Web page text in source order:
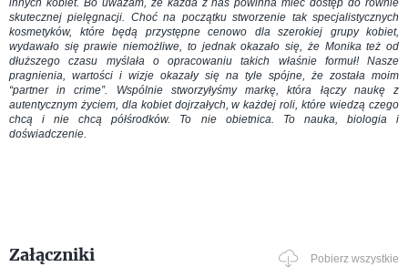
innych kobiet. Bo uważam, że każda z nas powinna mieć dostęp do równie
skutecznej pielęgnacji. Choć na początku stworzenie tak specjalistycznych
kosmetyków, które będą przystępne cenowo dla szerokiej grupy kobiet,
wydawało się prawie niemożliwe, to jednak okazało się, że Monika też od
dłuższego czasu myślała o opracowaniu takich właśnie formuł! Nasze
pragnienia, wartości i wizje okazały się na tyle spójne, że została moim
“partner in crime”. Wspólnie stworzyłyśmy markę, która łączy naukę z
autentycznym życiem, dla kobiet dojrzałych, w każdej roli, które wiedzą czego
chcą i nie chcą półśrodków. To nie obietnica. To nauka, biologia i
doświadczenie.
Załączniki Pobierz wszystkie